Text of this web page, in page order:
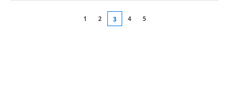
1 2 3 4 5